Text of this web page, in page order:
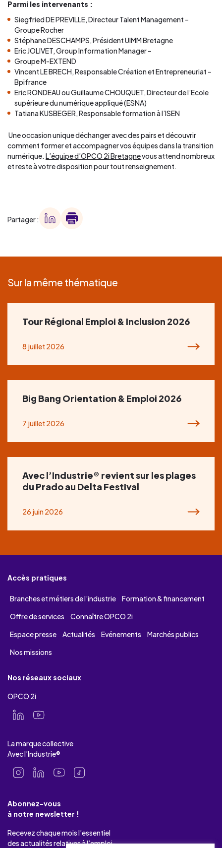
Parmi les intervenants :
Siegfried DE PREVILLE, Directeur Talent Management –
Groupe Rocher
Stéphane DESCHAMPS, Président UIMM Bretagne
Eric JOLIVET, Group Information Manager –
Groupe M-EXTEND
Vincent LE BRECH, Responsable Création et Entrepreneuriat –
Bpifrance
Eric RONDEAU ou Guillaume CHOUQUET, Directeur de l’Ecole
supérieure du numérique appliqué (ESNA)
Tatiana KUSBEGER, Responsable formation à l’ISEN
​​​​​​​ Une occasion unique déchanger avec des pairs et découvrir
comment former et accompagner vos équipes dans la transition
numérique. L’équipe d’OPCO 2i Bretagnevous attend nombreux
et reste à votre disposition pour tout renseignement.
Partager :
Sur la même thématique
Tour Régional Emploi & Inclusion 2026
8 juillet 2026
Big Bang Orientation & Emploi 2026
7 juillet 2026
Avec l’Industrie® revient sur les plages
du Prado au Delta Festival
26 juin 2026
Accès pratiques
Branches et métiers de l’industrie
Formation & financement
Offre de services
Connaître OPCO 2i
Espace presse
Actualités Evénements
Marchés publics
Nos missions
Nos réseaux sociaux
OPCO 2i
La marque collective
Avec l’Industrie®
Abonnez-vous
à notre newsletter !
Recevez chaque mois l’essentiel
des actualités relatives à l’emploi-